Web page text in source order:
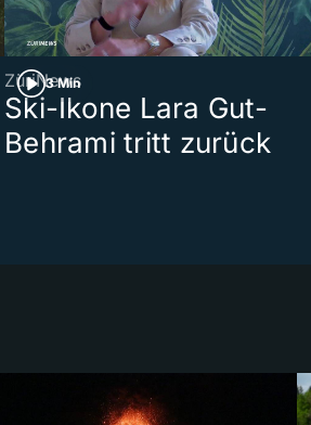
3 Min
ZüriNews
Ski-Ikone Lara Gut-
Behrami tritt zurück